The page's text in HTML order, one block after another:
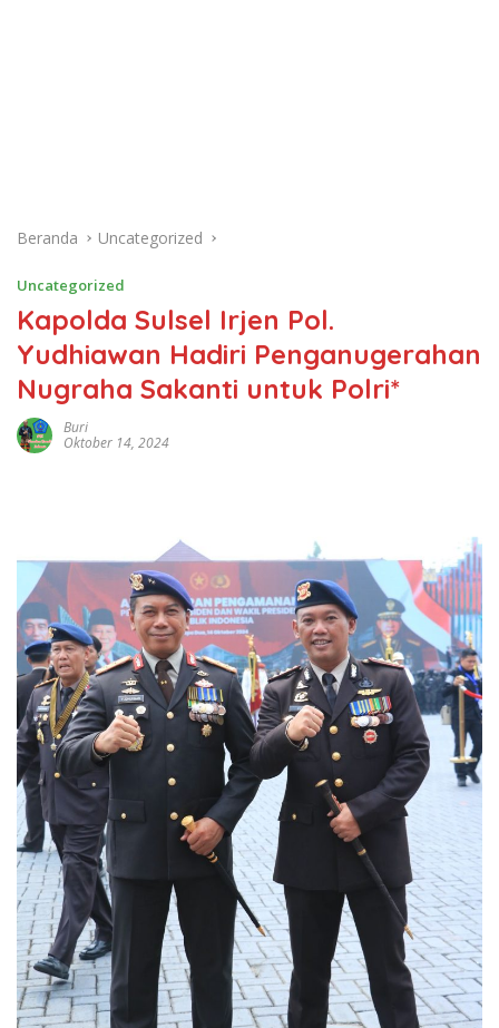
Beranda Uncategorized
Uncategorized
Kapolda Sulsel Irjen Pol.
Yudhiawan Hadiri Penganugerahan
Nugraha Sakanti untuk Polri*
Buri
Oktober 14, 2024